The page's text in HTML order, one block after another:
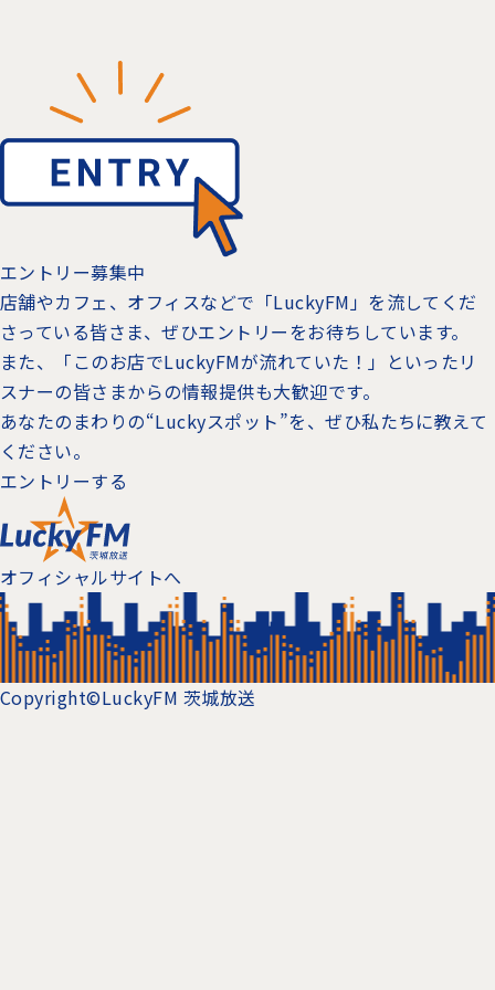
エントリー募集中
店舗やカフェ、オフィスなどで「LuckyFM」を流してくだ
さっている皆さま、ぜひエントリーをお待ちしています。
また、「このお店でLuckyFMが流れていた！」といったリ
スナーの皆さまからの情報提供も大歓迎です。
あなたのまわりの“Luckyスポット”を、ぜひ私たちに教えて
ください。
エントリーする
オフィシャルサイトへ
Copyright©LuckyFM 茨城放送